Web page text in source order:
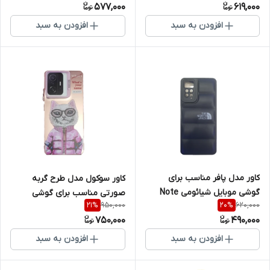
619,000
افزودن به سبد
577,000
افزودن به سبد
کاور مدل پافر مناسب برای
گوشی موبایل شیائومی Note
12Pro 4G
620,000
20%
490,000
افزودن به سبد
کاور سوکول مدل طرح گربه
صورتی مناسب برای گوشی
Poco M7 Pro
950,000
21%
750,000
افزودن به سبد